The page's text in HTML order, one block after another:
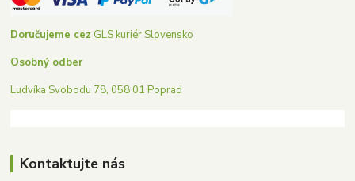
Doručujeme cez GLS kuriér Slovensko
Osobný odber
Ludvíka Svobodu 78, 058 01 Poprad
Kontaktujte nás